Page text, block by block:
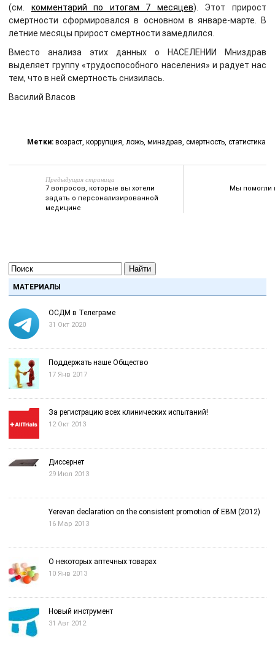
(см. комментарий по итогам 7 месяцев). Этот прирост
смертности сформировался в основном в январе-марте. В
летние месяцы прирост смертности замедлился.
Вместо анализа этих данных о НАСЕЛЕНИИ Мниздрав
выделяет группу «трудоспособного населения» и радует нас
тем, что в ней смертность снизилась.
Василий Власов
Метки: возраст, коррупция, ложь, минздрав, смертность, статистика
Предыдущая страница
7 вопросов, которые вы хотели
задать о персонализированной
медицине
Mы помогли
Найти
МАТЕРИАЛЫ
ОСДМ в Телеграме
31 Окт 2020
Поддержать наше Общество
17 Янв 2017
За регистрацию всех клинических испытаний!
12 Окт 2013
Диссернет
29 Июл 2013
Yerevan declaration on the consistent promotion of EBM (2012)
16 Мар 2013
О некоторых аптечных товарах
10 Янв 2013
Новый инструмент
31 Авг 2012